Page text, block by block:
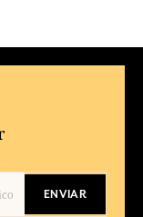
ENVIAR